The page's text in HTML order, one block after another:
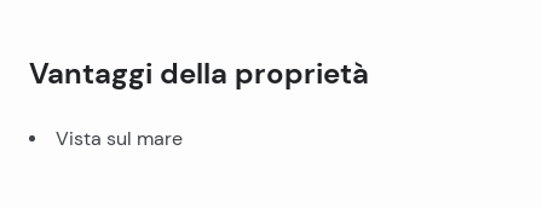
Vantaggi della proprietà
Vista sul mare